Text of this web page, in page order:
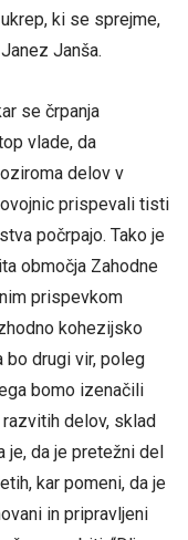
ki se sprejme,
Janša.
se črpanja
vlade, da
delov v
prispevali tisti
počrpajo. Tako je
območja Zahodne
prispevkom
kohezijsko
bo drugi vir, poleg
bomo izenačili
delov, sklad
je, da je pretežni del
kar pomeni, da je
in pripravljeni